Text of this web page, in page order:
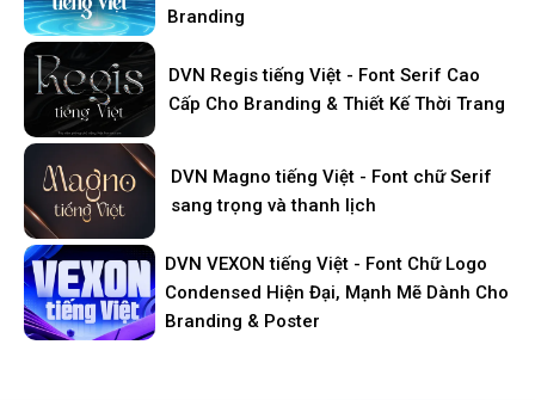
Branding
DVN Regis tiếng Việt - Font Serif Cao
Cấp Cho Branding & Thiết Kế Thời Trang
DVN Magno tiếng Việt - Font chữ Serif
sang trọng và thanh lịch
DVN VEXON tiếng Việt - Font Chữ Logo
Condensed Hiện Đại, Mạnh Mẽ Dành Cho
Branding & Poster